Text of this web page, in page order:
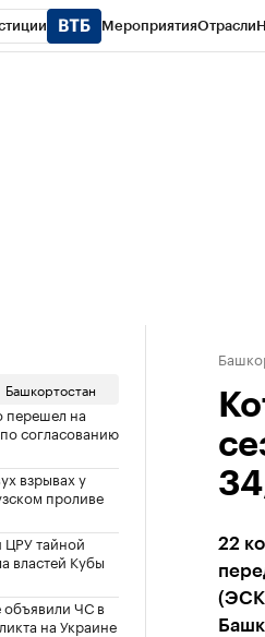
МероприятияОтрасли
Башкортостан
перешел на
согласованию
взрывах у
проливе
ЦРУ тайной
властей Кубы
ЧС в
на Украине
22